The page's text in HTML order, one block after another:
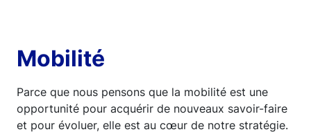
Mobilité
Parce que nous pensons que la mobilité est une
opportunité pour acquérir de nouveaux savoir-faire
et pour évoluer, elle est au cœur de notre stratégie.